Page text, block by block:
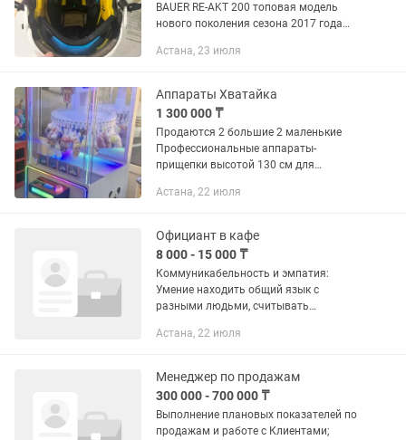
BAUER RE-AKT 200 топовая модель
нового поколения сезона 2017 года
технологичной и обеспечивает
Астана, 23 июля
Аппараты Хватайка
1 300 000 ₸
Продаются 2 большие 2 маленькие
Профессиональные аппараты-
прищепки высотой 130 см для
магазинах и заведениях. Работает по
кнопку,...
Астана, 22 июля
Официант в кафе
8 000 - 15 000 ₸
Коммуникабельность и эмпатия:
Умение находить общий язык с
разными людьми, считывать
улыбнуться. Стрессоустойчивость:
запары на кухне —...
Астана, 22 июля
Менеджер по продажам
300 000 - 700 000 ₸
Выполнение плановых показателей по
продажам и работе с Клиентами;